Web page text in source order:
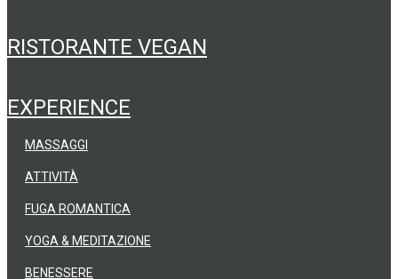
RISTORANTE VEGAN
EXPERIENCE
YOGA & MEDITAZIONE
BENESSERE
MASSAGGI
ATTIVITÀ
FUGA ROMANTICA